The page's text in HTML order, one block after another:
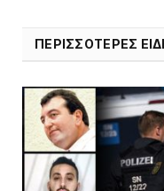
ΠΕΡΙΣΣΟΤΕΡΕΣ